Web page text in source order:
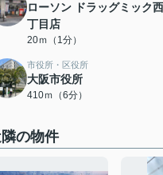
ローソン ドラッグミック
丁目店
20ｍ（1分）
市役所・区役所
大阪市役所
410ｍ（6分）
の物件